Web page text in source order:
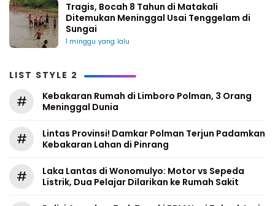
Tragis, Bocah 8 Tahun di Matakali
Ditemukan Meninggal Usai Tenggelam di
Sungai
1 minggu yang lalu
LIST STYLE 2
#
Kebakaran Rumah di Limboro Polman, 3 Orang
Meninggal Dunia
#
Lintas Provinsi! Damkar Polman Terjun Padamkan
Kebakaran Lahan di Pinrang
#
Laka Lantas di Wonomulyo: Motor vs Sepeda
Listrik, Dua Pelajar Dilarikan ke Rumah Sakit